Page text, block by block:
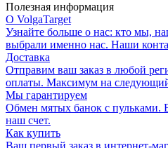
Полезная информация
О VolgaTarget
Узнайте больше о нас: кто мы,
выбрали именно нас. Наши
Доставка
Отправим ваш заказ в любой
оплаты. Максимум на
Мы гарантируем
Обмен мятых банок с пульками.
наш счет.
Как купить